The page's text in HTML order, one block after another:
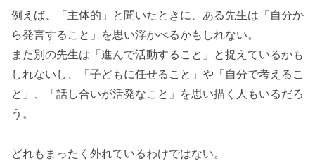
例えば、「主体的」と聞いたときに、ある先生は「自分か
ら発言すること」を思い浮かべるかもしれない。
また別の先生は「進んで活動すること」と捉えているかも
しれないし、「子どもに任せること」や「自分で考えるこ
と」、「話し合いが活発なこと」を思い描く人もいるだろ
う。
どれもまったく外れているわけではない。